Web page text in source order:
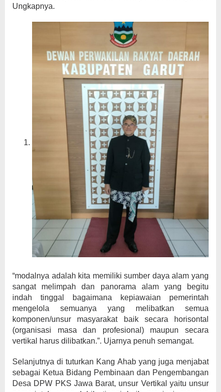
Ungkapnya.
“modalnya adalah kita memiliki sumber daya alam yang
sangat melimpah dan panorama alam yang begitu
indah tinggal bagaimana kepiawaian pemerintah
mengelola semuanya yang melibatkan semua
komponen/unsur masyarakat baik secara horisontal
(organisasi masa dan profesional) maupun secara
vertikal harus dilibatkan.”. Ujarnya penuh semangat.
Selanjutnya di tuturkan Kang Ahab yang juga menjabat
sebagai Ketua Bidang Pembinaan dan Pengembangan
Desa DPW PKS Jawa Barat, unsur Vertikal yaitu unsur